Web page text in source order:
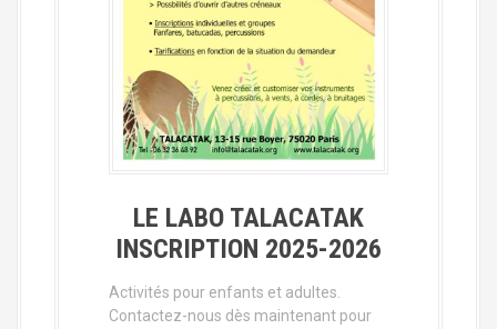
LE LABO TALACATAK
INSCRIPTION 2025-2026
Activités pour enfants et adultes.
Contactez-nous dès maintenant pour